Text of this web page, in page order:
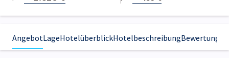
AngebotLageHotelüberblickHotelbeschreibungBewertungen